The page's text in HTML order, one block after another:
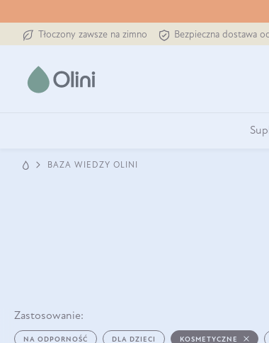
Tłoczony zawsze na zimno Bezpieczna dostawa
BAZA WIEDZY OLINI
Zastosowanie:
NA ODPORNOŚĆ DLA DZIECI KOSMETYCZNE